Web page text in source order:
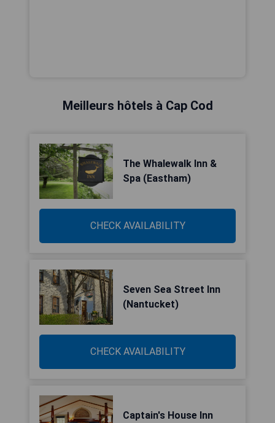
Meilleurs hôtels à Cap Cod
The Whalewalk Inn &
Spa (Eastham)
CHECK AVAILABILITY
Seven Sea Street Inn
(Nantucket)
CHECK AVAILABILITY
Captain's House Inn